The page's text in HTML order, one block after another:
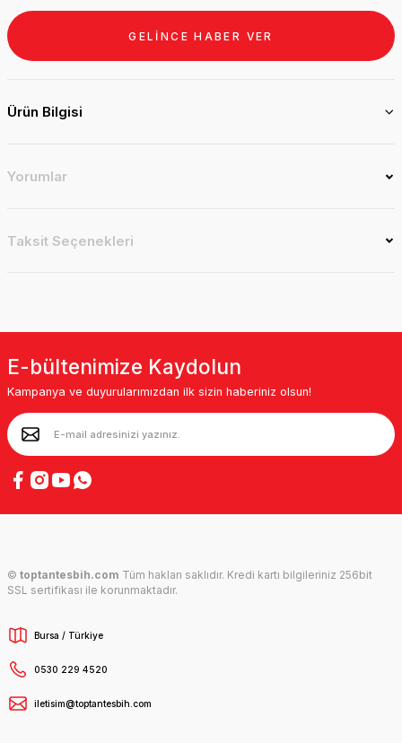
GELİNCE HABER VER
Ürün Bilgisi
Yorumlar
Taksit Seçenekleri
E-bültenimize Kaydolun
Kampanya ve duyurularımızdan ilk sizin haberiniz olsun!
© toptantesbih.com Tüm hakları saklıdır. Kredi kartı bilgileriniz 256bit
SSL sertifikası ile korunmaktadır.
Bursa / Türkiye
0530 229 4520
iletisim@toptantesbih.com